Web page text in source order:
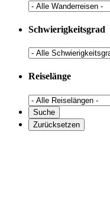
Schwierigkeitsgrad
Reiselänge